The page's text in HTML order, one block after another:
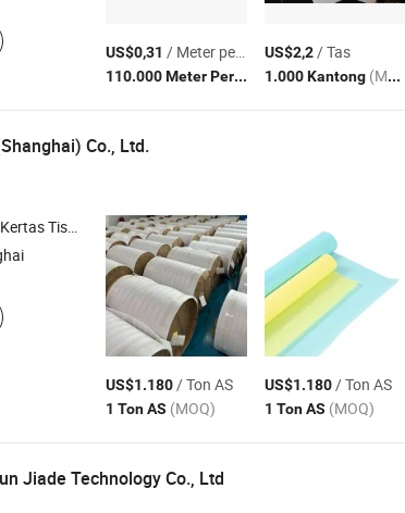
US$0,31 / Meter persegi
110.000 Meter Persegi (MOQ)
US$2,2/ Tas
1.000 Kantong (MOQ)
Co., Ltd.
, Tas Hadiah Kotak Hadiah , Label Termal
US$1.180/ Ton AS
1 Ton AS (MOQ)
US$1.180/ Ton AS
1 Ton AS (MOQ)
Jiade Technology Co., Ltd